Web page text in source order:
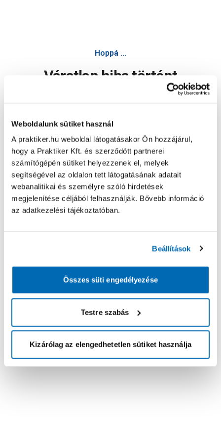
Weboldalunk sütiket használ
A praktiker.hu weboldal látogatásakor Ön hozzájárul,
hogy a Praktiker Kft. és szerződött partnerei
számítógépén sütiket helyezzenek el, melyek
segítségével az oldalon tett látogatásának adatait
webanalitikai és személyre szóló hirdetések
megjelenítése céljából felhasználják. Bővebb információ
az adatkezelési tájékoztatóban.
Beállítások
Összes süti engedélyezése
Testre szabás
Kizárólag az elengedhetetlen sütiket használja
Hoppá ...
Váratlan hiba történt
Oldal újratöltése